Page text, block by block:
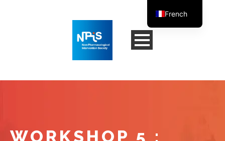
WORKSHOP 5 :
French
English